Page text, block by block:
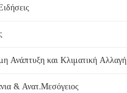
Ανάπτυξη και Κλιματική Αλλαγή
& Ανατ.Μεσόγειος